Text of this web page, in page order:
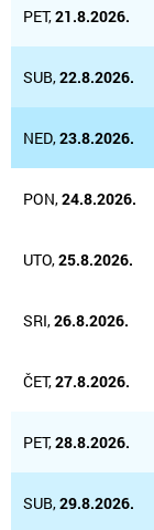
PET,21.8.2026.
SUB,22.8.2026.
NED,23.8.2026.
PON,24.8.2026.
UTO,25.8.2026.
SRI,26.8.2026.
ČET,27.8.2026.
PET,28.8.2026.
SUB,29.8.2026.